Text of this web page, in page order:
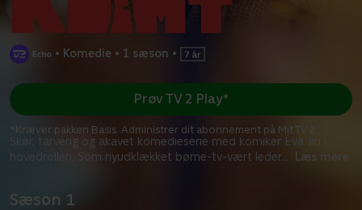
• Komedie • 1 sæson •
Skør, farverig og akavet komedieserie med komiker Eva Jin i
hovedrollen. Som nyudklækket børne-tv-vært leder... Læs mere
Prøv TV 2 Play*
*Kræver pakken Basis. Administrer dit abonnement på Mit TV 2.
Sæson 1